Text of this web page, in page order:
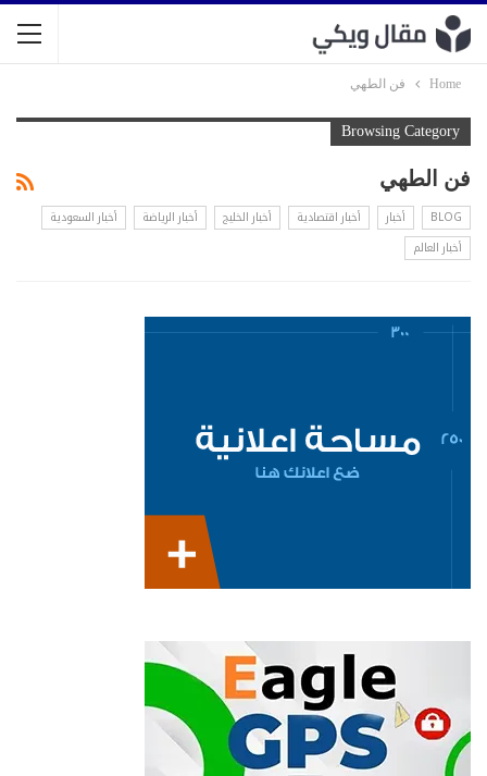
Home فن الطهي
Browsing Category
فن الطهي
BLOG أخبار أخبار اقتصادية أخبار الخليج أخبار الرياضة
أخبار السعودية
أخبار العالم